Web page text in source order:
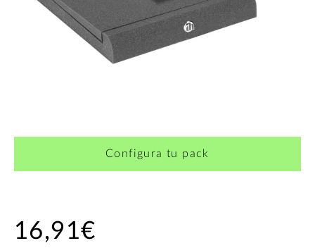
Configura tu pack
16,91€